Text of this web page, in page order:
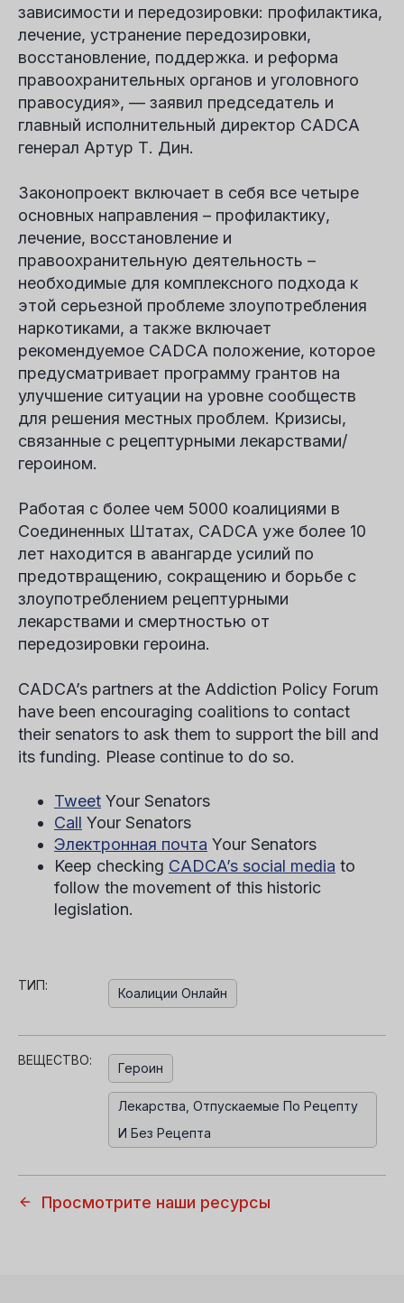
зависимости и передозировки: профилактика,
лечение, устранение передозировки,
восстановление, поддержка. и реформа
правоохранительных органов и уголовного
правосудия», — заявил председатель и
главный исполнительный директор CADCA
генерал Артур Т. Дин.
Законопроект включает в себя все четыре
основных направления – профилактику,
лечение, восстановление и
правоохранительную деятельность –
необходимые для комплексного подхода к
этой серьезной проблеме злоупотребления
наркотиками, а также включает
рекомендуемое CADCA положение, которое
предусматривает программу грантов на
улучшение ситуации на уровне сообществ
для решения местных проблем. Кризисы,
связанные с рецептурными лекарствами/
героином.
Работая с более чем 5000 коалициями в
Соединенных Штатах, CADCA уже более 10
лет находится в авангарде усилий по
предотвращению, сокращению и борьбе с
злоупотреблением рецептурными
лекарствами и смертностью от
передозировки героина.
CADCA’s partners at the Addiction Policy Forum
have been encouraging coalitions to contact
their senators to ask them to support the bill and
its funding. Please continue to do so.
Tweet Your Senators
Call Your Senators
Электронная почта Your Senators
Keep checking CADCA’s social media to
follow the movement of this historic
legislation.
ТИП:
Коалиции Онлайн
ВЕЩЕСТВО:
Героин
Лекарства, Отпускаемые По Рецепту
И Без Рецепта
Просмотрите наши ресурсы